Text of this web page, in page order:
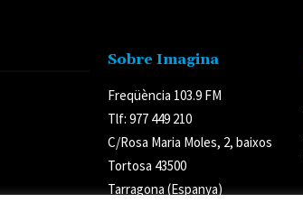
Sobre Imagina
Freqüència 103.9 FM
Tlf: 977 449 210
C/Rosa Maria Moles, 2, baixos
Tortosa 43500
Tarragona (Espanya)